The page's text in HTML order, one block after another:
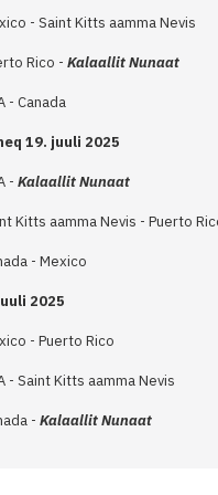
- Saint Kitts aamma Nevis
Rico - Kalaallit Nunaat
- Canada
19. juuli 2025
- Kalaallit Nunaat
Kitts aamma Nevis - Puerto
- Mexico
2025
- Puerto Rico
- Saint Kitts aamma Nevis
- Kalaallit Nunaat